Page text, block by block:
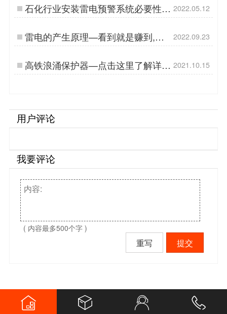
石化行业安装雷电预警系统必要性-
提前预警安全更有保障【杭州易造】
…
2022.05.12
雷电的产生原理—看到就是赚到,一
篇文章讲全【杭州易造】…
2022.09.23
高铁浪涌保护器—点击这里了解详情
【易造防雷】…
2021.10.15
用户评论
我要评论
( 内容最多500个字 )
重写 提交